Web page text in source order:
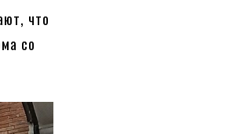
что
со